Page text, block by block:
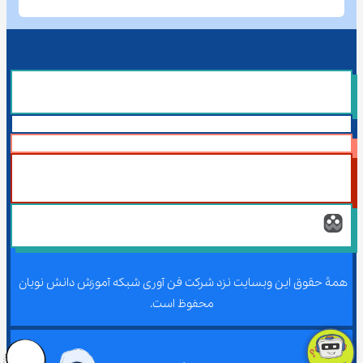
همۀ حقوق این وبسایت نزد شرکت فن آوری شبکه آموزش دانش نویان
محفوظ است.